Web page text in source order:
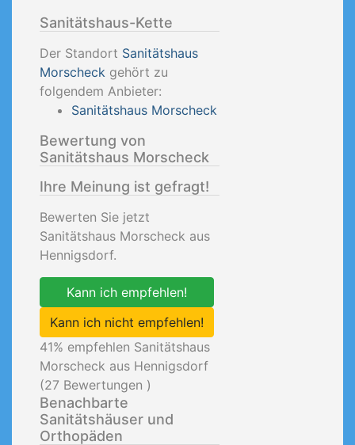
Sanitätshaus-Kette
Der Standort Sanitätshaus
Morscheck gehört zu
folgendem Anbieter:
Sanitätshaus Morscheck
Bewertung von
Sanitätshaus Morscheck
Ihre Meinung ist gefragt!
Bewerten Sie jetzt
Sanitätshaus Morscheck aus
Hennigsdorf.
Kann ich empfehlen!
Kann ich nicht empfehlen!
41% empfehlen Sanitätshaus
Morscheck aus Hennigsdorf
(27 Bewertungen )
Benachbarte
Sanitätshäuser und
Orthopäden